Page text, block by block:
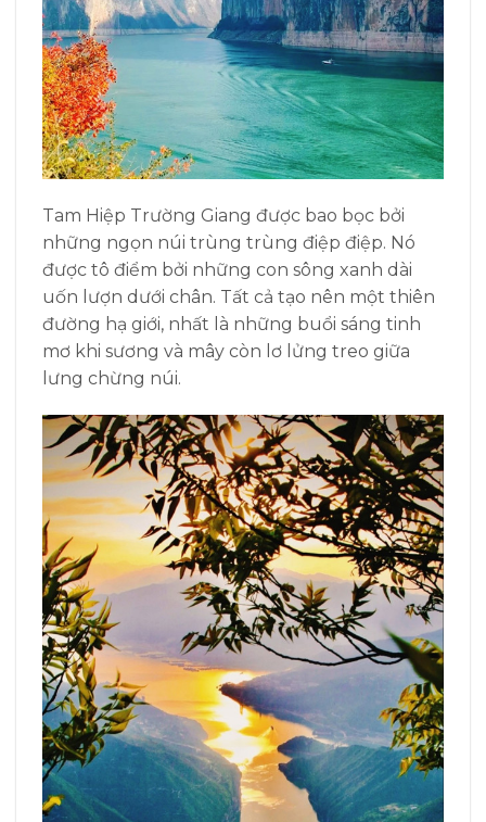
Tam Hiệp Trường Giang được bao bọc bởi
những ngọn núi trùng trùng điệp điệp. Nó
được tô điểm bởi những con sông xanh dài
uốn lượn dưới chân. Tất cả tạo nên một thiên
đường hạ giới, nhất là những buổi sáng tinh
mơ khi sương và mây còn lơ lửng treo giữa
lưng chừng núi.